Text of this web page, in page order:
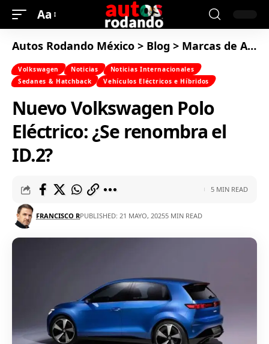
Aa
Autos Rodando México > Blog > Marcas de Autos
Volkswagen Noticias
Noticias Internacionales
Sedanes & Hatchback
Vehículos Eléctricos e Híbridos
Nuevo Volkswagen Polo
Eléctrico: ¿Se renombra el
ID.2?
FRANCISCO RPUBLISHED: 21 MAYO, 20255 MIN READ
5 MIN READ